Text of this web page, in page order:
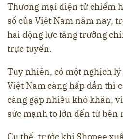
Thương mại điện tử chiếm
số của Việt Nam năm nay,
hai động lực tăng trưởng
trực tuyến.
Tuy nhiên, có một nghịch
Việt Nam càng hấp dẫn thì
càng gặp nhiều khó khăn,
sức mạnh to lớn đến từ bên
Cụ thể, trước khi Shopee